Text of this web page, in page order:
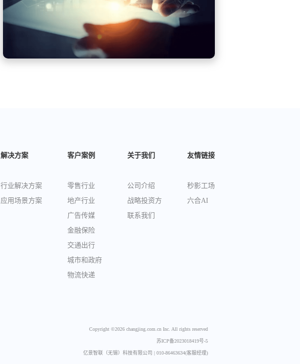
解决方案
行业解决方案
应用场景方案
客户案例
零售行业
地产行业
广告传媒
金融保险
交通出行
城市和政府
物流快递
关于我们
公司介绍
战略投资方
联系我们
友情链接
秒影工场
六合AI
Copyright ©2026 changjing.com.cn Inc. All rights reserved
苏ICP备2023018419号-5
亿景智联（无锡）科技有限公司 | 010-86463634(客服经理)